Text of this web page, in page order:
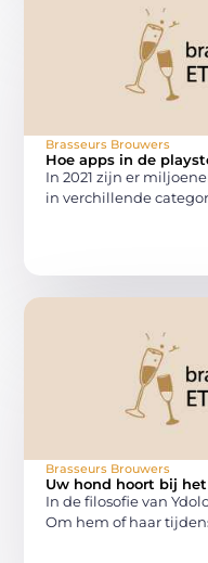
Brasseurs Brouwers
Hoe apps in de
In 2021 zijn er
in verchillende
Brasseurs Brouwers
Uw hond hoort bij
In de filosofie van
Om hem of haar